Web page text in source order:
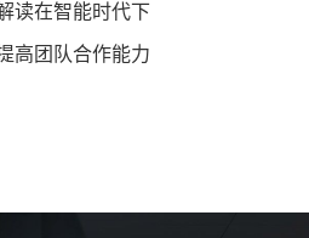
读在智能时代下
高团队合作能力